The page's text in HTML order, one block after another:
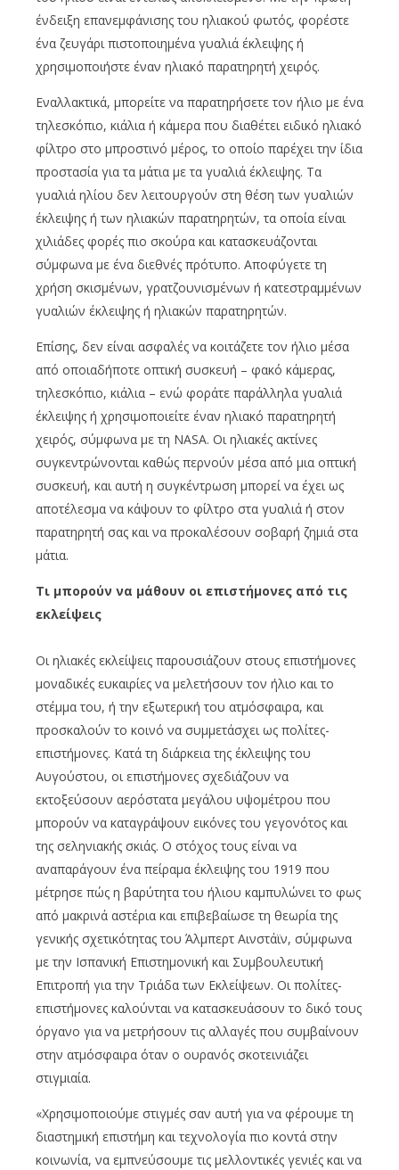
ένδειξη επανεμφάνισης του ηλιακού φωτός, φορέστε
ένα ζευγάρι πιστοποιημένα γυαλιά έκλειψης ή
χρησιμοποιήστε έναν ηλιακό παρατηρητή χειρός.
Εναλλακτικά, μπορείτε να παρατηρήσετε τον ήλιο με ένα
τηλεσκόπιο, κιάλια ή κάμερα που διαθέτει ειδικό ηλιακό
φίλτρο στο μπροστινό μέρος, το οποίο παρέχει την ίδια
προστασία για τα μάτια με τα γυαλιά έκλειψης. Τα
γυαλιά ηλίου δεν λειτουργούν στη θέση των γυαλιών
έκλειψης ή των ηλιακών παρατηρητών, τα οποία είναι
χιλιάδες φορές πιο σκούρα και κατασκευάζονται
σύμφωνα με ένα διεθνές πρότυπο. Αποφύγετε τη
χρήση σκισμένων, γρατζουνισμένων ή κατεστραμμένων
γυαλιών έκλειψης ή ηλιακών παρατηρητών.
Επίσης, δεν είναι ασφαλές να κοιτάζετε τον ήλιο μέσα
από οποιαδήποτε οπτική συσκευή – φακό κάμερας,
τηλεσκόπιο, κιάλια – ενώ φοράτε παράλληλα γυαλιά
έκλειψης ή χρησιμοποιείτε έναν ηλιακό παρατηρητή
χειρός, σύμφωνα με τη NASA. Οι ηλιακές ακτίνες
συγκεντρώνονται καθώς περνούν μέσα από μια οπτική
συσκευή, και αυτή η συγκέντρωση μπορεί να έχει ως
αποτέλεσμα να κάψουν το φίλτρο στα γυαλιά ή στον
παρατηρητή σας και να προκαλέσουν σοβαρή ζημιά στα
μάτια.
Τι μπορούν να μάθουν οι επιστήμονες από τις
εκλείψεις
Οι ηλιακές εκλείψεις παρουσιάζουν στους επιστήμονες
μοναδικές ευκαιρίες να μελετήσουν τον ήλιο και το
στέμμα του, ή την εξωτερική του ατμόσφαιρα, και
προσκαλούν το κοινό να συμμετάσχει ως πολίτες-
επιστήμονες. Κατά τη διάρκεια της έκλειψης του
Αυγούστου, οι επιστήμονες σχεδιάζουν να
εκτοξεύσουν αερόστατα μεγάλου υψομέτρου που
μπορούν να καταγράψουν εικόνες του γεγονότος και
της σεληνιακής σκιάς. Ο στόχος τους είναι να
αναπαράγουν ένα πείραμα έκλειψης του 1919 που
μέτρησε πώς η βαρύτητα του ήλιου καμπυλώνει το φως
από μακρινά αστέρια και επιβεβαίωσε τη θεωρία της
γενικής σχετικότητας του Άλμπερτ Αινστάϊν, σύμφωνα
με την Ισπανική Επιστημονική και Συμβουλευτική
Επιτροπή για την Τριάδα των Εκλείψεων. Οι πολίτες-
επιστήμονες καλούνται να κατασκευάσουν το δικό τους
όργανο για να μετρήσουν τις αλλαγές που συμβαίνουν
στην ατμόσφαιρα όταν ο ουρανός σκοτεινιάζει
στιγμιαία.
«Χρησιμοποιούμε στιγμές σαν αυτή για να φέρουμε τη
διαστημική επιστήμη και τεχνολογία πιο κοντά στην
κοινωνία, να εμπνεύσουμε τις μελλοντικές γενιές και να